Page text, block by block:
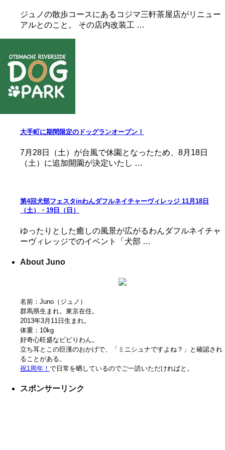
ジュノの散歩コースにあるコジマ三軒茶屋店がリニュー
アルとのこと。 その店内改装工 …
大手町に期間限定のドッグランオープン！
7月28日（土）が台風で休園となったため、8月18日
（土）に追加開園が決定いたし …
第4回犬部フェスタinわんダフルネイチャーヴィレッジ 11月18日
（土）・19日（日）
ゆったりとした癒しの風景が広がるわんダフルネイチャ
ーヴィレッジでのイベント「犬部 …
About Juno
名前：Juno（ジュノ）
群馬県生まれ。東京在住。
2013年3月11日生まれ。
体重：10kg
好奇心旺盛なビビりわん。
立ち耳とこの巨漢のおかげで、「ミニシュナですよね？」と確認され
ることがある。
祝1周年！ で日常を晒しているのでご一読いただければと。
スポンサーリンク